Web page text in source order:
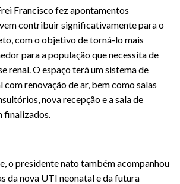
Francisco fez apontamentos
contribuir significativamente para o
com o objetivo de torná-lo mais
para a população que necessita de
renal. O espaço terá um sistema de
renovação de ar, bem como salas
nova recepção e a sala de
finalizados.
o presidente nato também acompanhou
da nova UTI neonatal e da futura